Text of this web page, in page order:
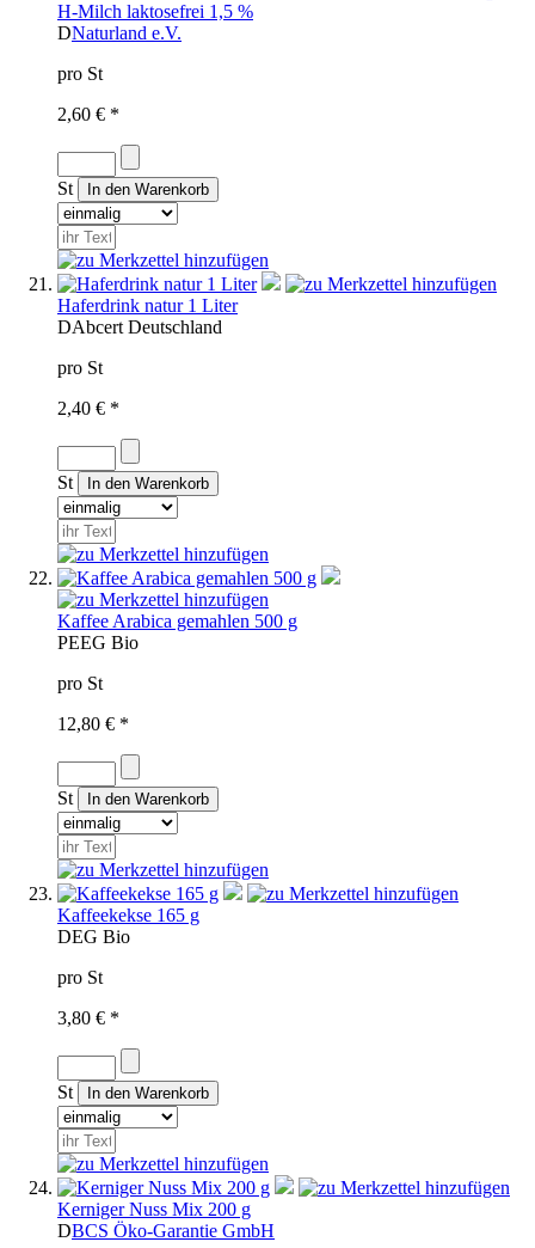
H-Milch laktosefrei 1,5 %
DNaturland e.V.
pro St
2,60 € *
St
Haferdrink natur 1 Liter
DAbcert Deutschland
pro St
2,40 € *
St
Kaffee Arabica gemahlen 500 g
PEEG Bio
pro St
12,80 € *
St
Kaffeekekse 165 g
DEG Bio
pro St
3,80 € *
St
Kerniger Nuss Mix 200 g
DBCS Öko-Garantie GmbH